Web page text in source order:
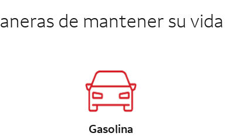
de mantener su vida
Gasolina